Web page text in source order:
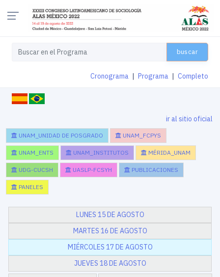
buscar
Cronograma Programa Completo
ir al sitio oficial
UNAM_UNIDAD DE POSGRADO UNAM_FCPYS
UNAM_ENTS UNAM_INSTITUTOS MÉRIDA_UNAM
UDG-CUCSH UASLP-FCSYH PUBLICACIONES
PANELES
LUNES 15 DE AGOSTO
MARTES 16 DE AGOSTO
MIÉRCOLES 17 DE AGOSTO
JUEVES 18 DE AGOSTO